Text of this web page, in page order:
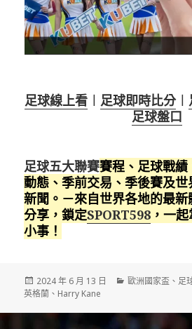
足球線上看 ︱ 足球即時比分︱
足球盤口
足球五大聯賽賽程、足球戰
動態、季前交易、季後賽及
新聞。－來自世界各地的最
分享，鎖定SPORT598 ，一
小事！
發
佈
2024 年 6 月 13 日
分
歐洲國家盃 、 足
英格蘭 、 Harry Kane